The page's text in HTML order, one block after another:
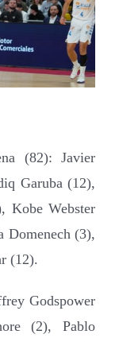
(82): Javier
Garuba (12),
Kobe Webster
Domenech (3),
(12).
Godspower
(2), Pablo